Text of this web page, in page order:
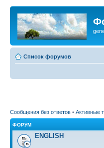
Список форумов
Сообщения без ответов • Активные
ФОРУМ
ENGLISH